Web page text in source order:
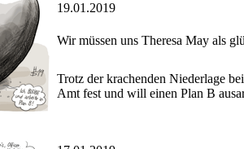
19.01.2019
Wir müssen uns Theresa May als
Trotz der krachenden Niederlage
Amt fest und will einen Plan B